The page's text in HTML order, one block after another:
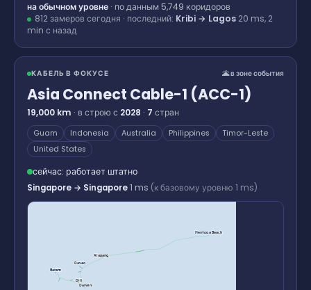
КАБЕЛЬ В ФОКУСЕ 🌋 в зоне события
Asia Connect Cable-1 (ACC-1)
19,000 km · в строю с 2028 · 7 стран
Guam Indonesia Australia Philippines
Timor-Leste
United States
сейчас: работает штатно
Singapore → Singapore1 ms (к базовому уровню 1 ms)
Alupang
Batam
Darwin
Davao
Dili
Hermosa Beach
на обычном уровне · по данным 5,749 коридоров
812 замеров сегодня · последний: Kribi → Lagos 20 ms, 2
min с назад